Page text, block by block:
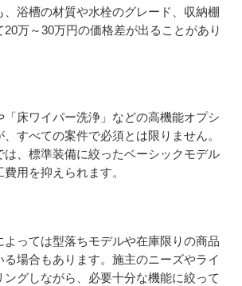
、浴槽の材質や水栓のグレード、収納棚
万～30万円の価格差が出ることがあり
「床ワイパー洗浄」などの高機能オプシ
すべての案件で必須とは限りません。
は、標準装備に絞ったベーシックモデル
用を抑えられます。
よっては型落ちモデルや在庫限りの商品
る場合もあります。施主のニーズやライ
ングしながら、必要十分な機能に絞って